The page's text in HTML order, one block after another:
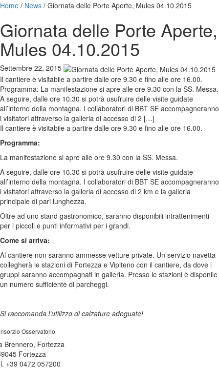
Home / News / Giornata delle Porte Aperte, Mules 04.10.2015
Giornata delle Porte Aperte,
Mules 04.10.2015
Settembre 22, 2015
Il cantiere è visitabile a partire dalle ore 9.30 e fino alle ore 16.00.
Programma: La manifestazione si apre alle ore 9.30 con la SS. Messa.
A seguire, dalle ore 10.30 si potrà usufruire delle visite guidate
all’interno della montagna. I collaboratori di BBT SE accompagneranno
i visitatori attraverso la galleria di accesso di 2 […]
Il cantiere è visitabile a partire dalle ore 9.30 e fino alle ore 16.00.
Programma:
La manifestazione si apre alle ore 9.30 con la SS. Messa.
A seguire, dalle ore 10.30 si potrà usufruire delle visite guidate
all’interno della montagna. I collaboratori di BBT SE accompagneranno
i visitatori attraverso la galleria di accesso di 2 km e la galleria
principale di pari lunghezza.
Oltre ad uno stand gastronomico, saranno disponibili intrattenimenti
per i piccoli e punti informativi per i grandi.
Come si arriva:
Al cantiere non saranno ammesse vetture private. Un servizio navetta
collegherà le stazioni di Fortezza e Vipiteno con il cantiere, da dove i
gruppi saranno accompagnati in galleria. Presso le stazioni è disponile
un numero sufficiente di parcheggi.
Si raccomanda l’utilizzo di calzature adeguate!
Osservatorio
Brennero, Fortezza
Fortezza
+39 0472 057200